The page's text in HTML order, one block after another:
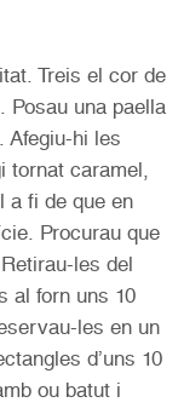
Treis el cor de
Posau una paella
Afegiu-hi les
tornat caramel,
a fi de que en
Procurau que
les del
al forn uns 10
les en un
d’uns 10
ou batut i